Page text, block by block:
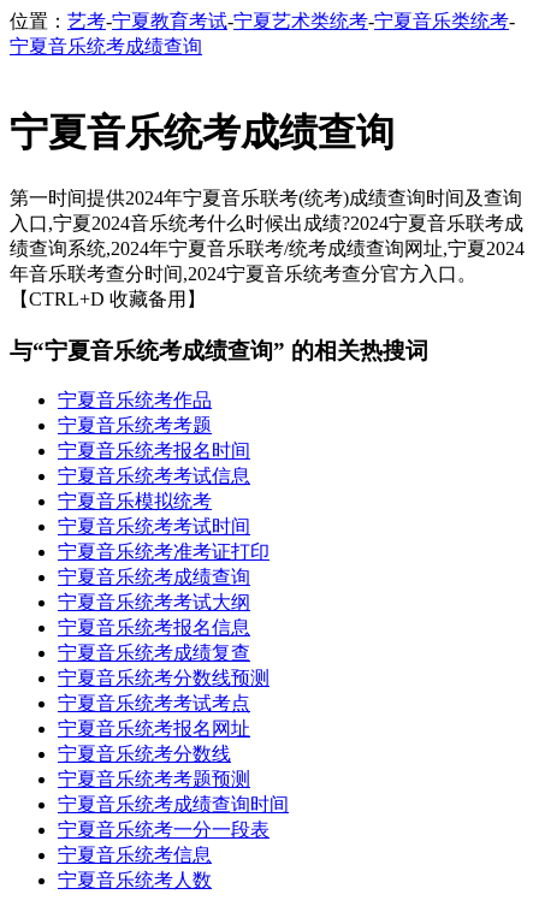
位置： 艺考-宁夏教育考试-宁夏艺术类统考-宁夏音乐类统考-
宁夏音乐统考成绩查询
宁夏音乐统考成绩查询
第一时间提供2024年宁夏音乐联考(统考)成绩查询时间及查询
入口,宁夏2024音乐统考什么时候出成绩?2024宁夏音乐联考成
绩查询系统,2024年宁夏音乐联考/统考成绩查询网址,宁夏2024
年音乐联考查分时间,2024宁夏音乐统考查分官方入口。
【CTRL+D 收藏备用】
与“宁夏音乐统考成绩查询” 的相关热搜词
宁夏音乐统考作品
宁夏音乐统考考题
宁夏音乐统考报名时间
宁夏音乐统考考试信息
宁夏音乐模拟统考
宁夏音乐统考考试时间
宁夏音乐统考准考证打印
宁夏音乐统考成绩查询
宁夏音乐统考考试大纲
宁夏音乐统考报名信息
宁夏音乐统考成绩复查
宁夏音乐统考分数线预测
宁夏音乐统考考试考点
宁夏音乐统考报名网址
宁夏音乐统考分数线
宁夏音乐统考考题预测
宁夏音乐统考成绩查询时间
宁夏音乐统考一分一段表
宁夏音乐统考信息
宁夏音乐统考人数